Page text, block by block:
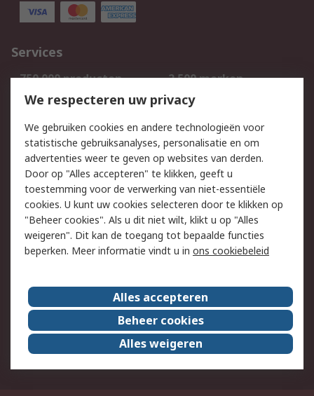
Services
750.000 producten
2.500 merken
Bestellen
Inkoopoplossingen
Track & Trace
Wettelijk
Cookiebeleid
Email veiligheid
Privacybeleid
Websitevoorwaarden
Algemene
verkoopvoorwaarden
Over RS
RS Group
Over ons
RS wereldwijd
Werken bij RS
ESG
We respecteren uw privacy
We gebruiken cookies en andere technologieën voor
statistische gebruiksanalyses, personalisatie en om
advertenties weer te geven op websites van derden.
Door op "Alles accepteren" te klikken, geeft u
toestemming voor de verwerking van niet-essentiële
cookies. U kunt uw cookies selecteren door te klikken op
"Beheer cookies". Als u dit niet wilt, klikt u op "Alles
weigeren". Dit kan de toegang tot bepaalde functies
beperken. Meer informatie vindt u in ons cookiebeleid
Alles accepteren
Beheer cookies
Alles weigeren